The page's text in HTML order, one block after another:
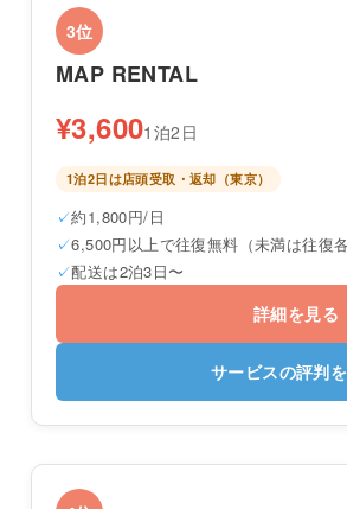
3位
MAP RENTAL
¥3,6001泊2日
1泊2日は店頭受取・返却（東京）
約1,800円/日
6,500円以上で往復無料（未満は往復各
配送は2泊3日〜
詳細を見る
サービスの評判